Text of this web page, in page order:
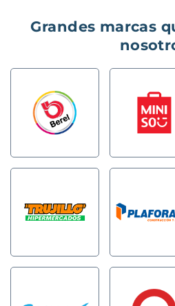
Grandes marcas